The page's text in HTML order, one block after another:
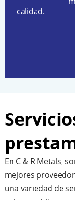
calidad.
En C & R Metals,
mejores
una variedad de